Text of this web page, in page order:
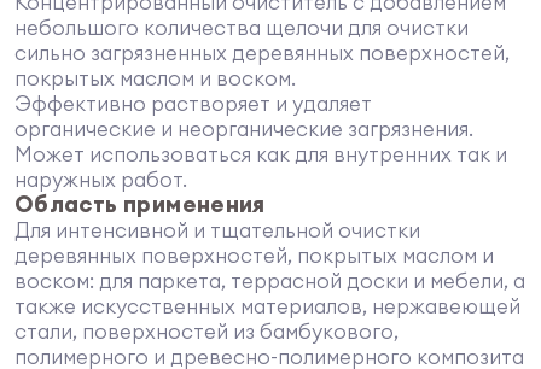
небольшого количества щелочи для очистки
сильно загрязненных деревянных поверхностей,
покрытых маслом и воском.
Эффективно растворяет и удаляет
органические и неорганические загрязнения.
Может использоваться как для внутренних так и
наружных работ.
Область применения
Для интенсивной и тщательной очистки
деревянных поверхностей, покрытых маслом и
воском: для паркета, террасной доски и мебели, а
также искусственных материалов, нержавеющей
стали, поверхностей из бамбукового,
полимерного и древесно-полимерного композита